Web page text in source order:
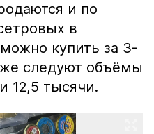
и по
в
купить за 3-
следуют объёмы
12,5 тысячи.